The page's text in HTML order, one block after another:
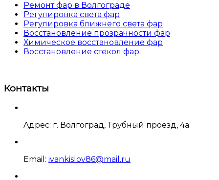
Ремонт фар в Волгограде
Регулировка света фар
Регулировка ближнего света фар
Восстановление прозрачности фар
Химическое восстановление фар
Восстановление стекол фар
Контакты
Aдрес: г. Волгоград, Трубный проезд, 4а
Email: ivankislov86@mail.ru